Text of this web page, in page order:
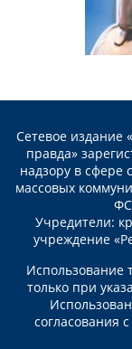
Сетевое издание
правда»
надзору в сфере
массовых
Учредители:
учреждение
Использование
только при
согласования